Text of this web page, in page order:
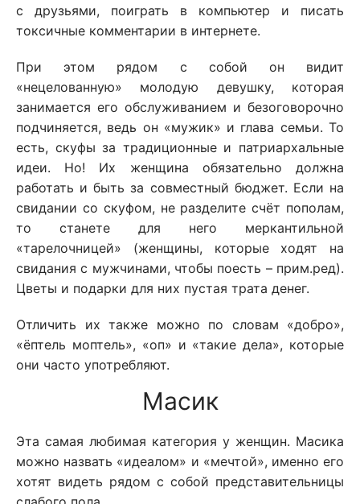
с друзьями, поиграть в компьютер и писать
токсичные комментарии в интернете.
При этом рядом с собой он видит
«нецелованную» молодую девушку, которая
занимается его обслуживанием и безоговорочно
подчиняется, ведь он «мужик» и глава семьи. То
есть, скуфы за традиционные и патриархальные
идеи. Но! Их женщина обязательно должна
работать и быть за совместный бюджет. Если на
свидании со скуфом, не разделите счёт пополам,
то станете для него меркантильной
«тарелочницей» (женщины, которые ходят на
свидания с мужчинами, чтобы поесть – прим.ред).
Цветы и подарки для них пустая трата денег.
Отличить их также можно по словам «добро»,
«ёптель моптель», «оп» и «такие дела», которые
они часто употребляют.
Масик
Эта самая любимая категория у женщин. Масика
можно назвать «идеалом» и «мечтой», именно его
хотят видеть рядом с собой представительницы